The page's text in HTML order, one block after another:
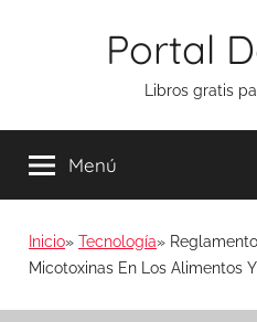
Portal
Libros gratis
Menú
Inicio Tecnología
Micotoxinas En Los Alimentos